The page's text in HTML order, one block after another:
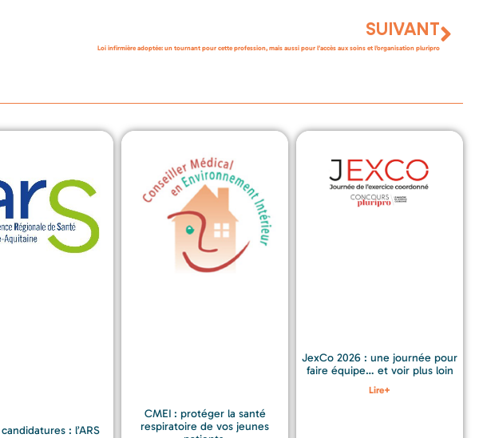
SUIVANT
Loi infirmière adoptée: un tournant pour cette profession, mais aussi pour l’accès aux soins et l’organisation pluripro
: l’ARS
CMEI : protéger la santé
respiratoire de vos jeunes
JexCo 2026 : une journée pour
faire équipe… et voir plus loin
Lire+